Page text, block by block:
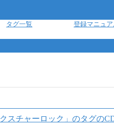
タグ一覧 登録マニュ
スチャーロック 」のタグの